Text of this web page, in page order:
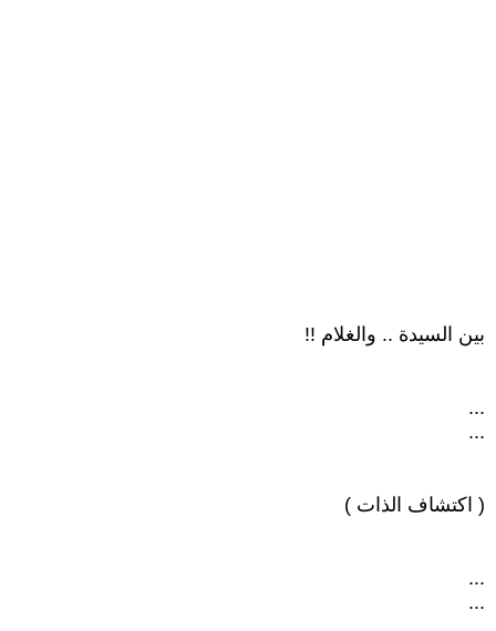
بين السيدة .. والغلام !!
...
...
( اكتشاف الذات )
...
...